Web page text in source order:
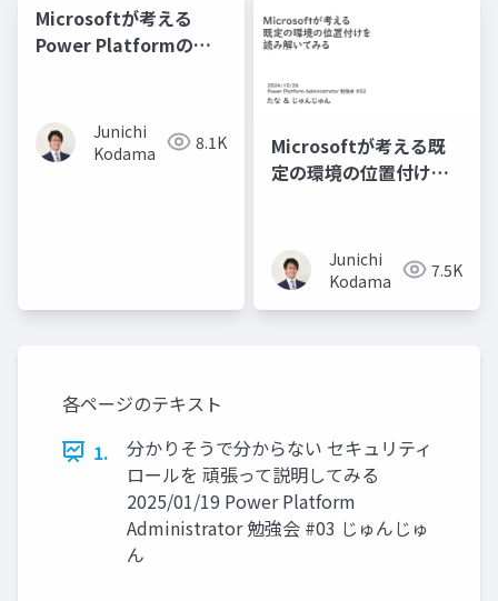
Microsoftが考える
Power Platformのテ
Junichi
Kodama
8.1K
Microsoftが考える既
定の環境の位置付けを
Junichi
Kodama
7.5K
各ページのテキスト
1.
分かりそうで分からない セキュリティ
ロールを 頑張って説明してみる
2025/01/19 Power Platform
Administrator 勉強会 #03 じゅんじゅ
ん